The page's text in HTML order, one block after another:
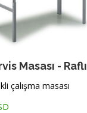
Masası - Raflı
çalışma masası